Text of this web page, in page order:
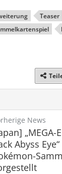
Teaser
News
Abyss